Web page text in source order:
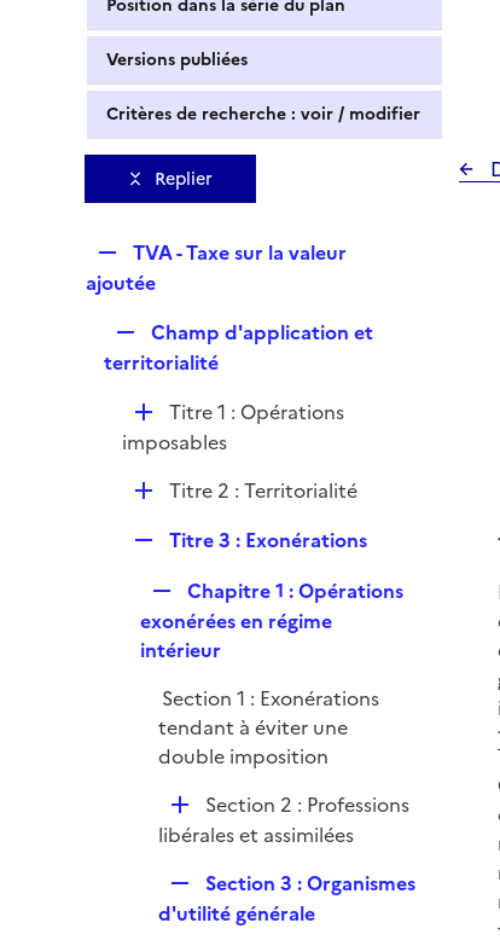
Position dans la série du plan
Versions publiées
Critères de recherche : voir / modifier
Replier
e
l
i
TVA - Taxe sur la valeur
ajoutée
e
l
i
e
r
Champ d'application et
territorialité
D
é
r
Titre 1 : Opérations
imposables
D
e
r
Titre 2 : Territorialité
p
l
i
e
r
Titre 3 : Exonérations
e
p
i
e
r
Chapitre 1 : Opérations
exonérées en régime
intérieur
Section 1 : Exonérations
tendant à éviter une
double imposition
D
é
i
Section 2 : Professions
libérales et assimilées
e
Section 3 : Organismes
d'utilité générale